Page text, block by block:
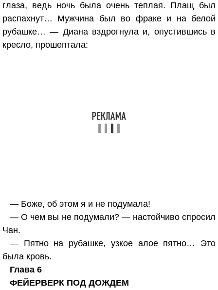
глаза, ведь ночь была очень теплая. Плащ был
распахнут… Мужчина был во фраке и на белой
рубашке… — Диана вздрогнула и, опустившись в
кресло, прошептала:
— Боже, об этом я и не подумала!
— О чем вы не подумали? — настойчиво спросил
Чан.
— Пятно на рубашке, узкое алое пятно… Это
была кровь.
Глава 6
ФЕЙЕРВЕРК ПОД ДОЖДЕМ